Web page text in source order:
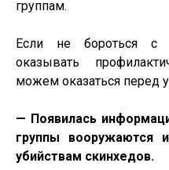
группам.
Если не бороться с
оказывать
можем оказаться перед
— Появилась
группы вооружаются
убийствам скинхедов.